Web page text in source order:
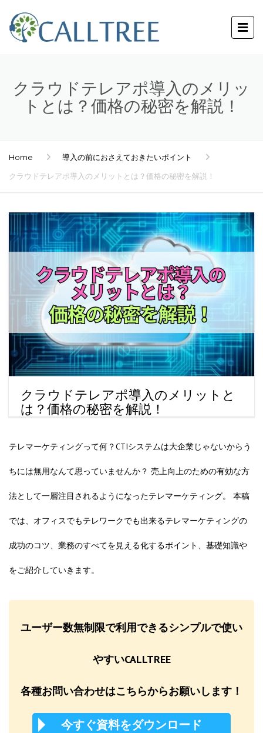
クラウドテレアポ導入のメリッ
トとは？価格の秘密を解説！
Home
導入の前におさえておきたいポイント
クラウドテレアポ導入のメリットとは？価格の秘密を解説！
クラウドテレアポ導入のメリットと
は？価格の秘密を解説！
テレマーケティングって何？CTIシステムは大企業じゃないからう
ちには無用なんて思っていませんか？ 売上向上のための有効な方
法として一層注目されるようになったテレマーケティング。 本稿
では、オフィスでもテレワークでも出来るテレマーケティングの
成功のコツ、業務のすべてを見える化するポイント、基礎知識や
をご紹介していきます。
ユーザー数無制限で利用できるシンプルで使い
やすいCALLTREE
各種お問い合わせはこちらからお願いします！
今すぐ資料をダウンロード